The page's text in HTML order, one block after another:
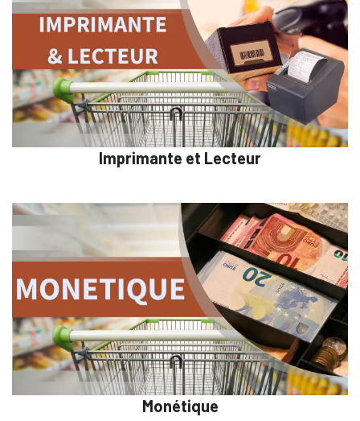
Imprimante et Lecteur
Monétique